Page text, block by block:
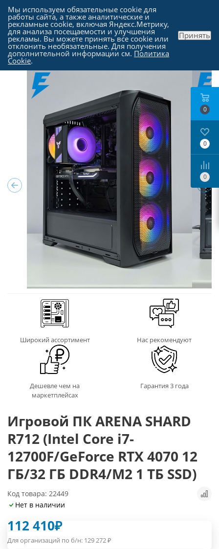
Каталог
Широкий ассортимент Нас рекомендуют
Дешевле чем на
маркетплейсах
Гарантия 3 года
Игровой ПК ARENA SHARD
R712 (Intel Core i7-
12700F/GeForce RTX 4070 12
ГБ/32 ГБ DDR4/M2 1 ТБ SSD)
Код товара: 22449
Нет в наличии
112 410₽
Для организаций по б/н: 129 272₽
0
0
0
Мы используем обязательные cookie для
работы сайта, а также аналитические и
рекламные cookie, включая Яндекс.Метрику,
для анализа посещаемости и улучшения
рекламы. Вы можете принять все cookie или
отклонить необязательные. Для получения
дополнительной информации см. Политика
Cookie.
Принять